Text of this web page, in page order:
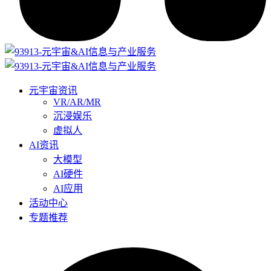
元宇宙资讯
VR/AR/MR
沉浸娱乐
虚拟人
AI资讯
大模型
AI硬件
AI应用
活动中心
专题推荐